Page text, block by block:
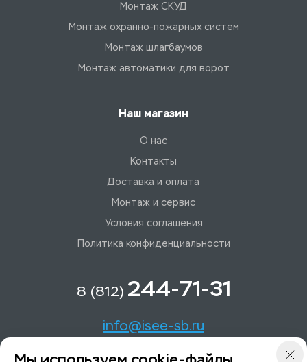
Монтаж СКУД
Монтаж охранно-пожарных систем
Монтаж шлагбаумов
Монтаж автоматики для ворот
Наш магазин
О нас
Контакты
Доставка и оплата
Монтаж и сервис
Условия соглашения
Политика конфиденциальности
8 (812) 244-71-31
info@isee-sb.ru
Светлановский пр-кт, д. 70, корп. 1